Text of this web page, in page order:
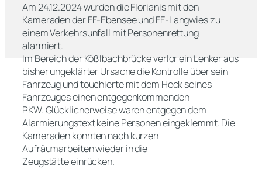
Am 24.12.2024 wurden die Florianis mit den
Kameraden der FF-Ebensee und FF-Langwies zu
einem Verkehrsunfall mit Personenrettung
alarmiert.
Im Bereich der Kößlbachbrücke verlor ein Lenker aus
bisher ungeklärter Ursache die Kontrolle über sein
Fahrzeug und touchierte mit dem Heck seines
Fahrzeuges einen entgegenkommenden
PKW. Glücklicherweise waren entgegen dem
Alarmierungstext keine Personen eingeklemmt. Die
Kameraden konnten nach kurzen
Aufräumarbeiten wieder in die
Zeugstätte einrücken.